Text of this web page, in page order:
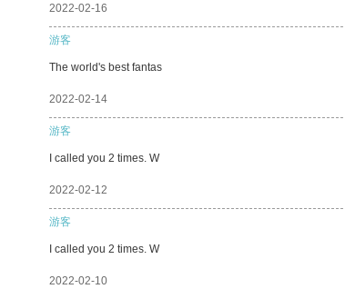
2022-02-16
游客
The world's best fantas
2022-02-14
游客
I called you 2 times. W
2022-02-12
游客
I called you 2 times. W
2022-02-10